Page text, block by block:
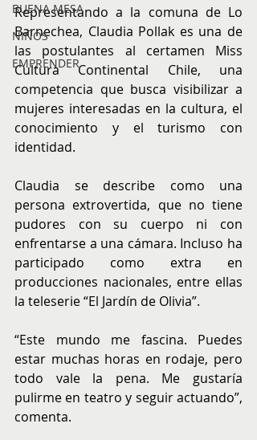
BUENA MESA
NIÑOS
EMPRENDER
Representando a la comuna de Lo
Barnechea, Claudia Pollak es una de
las postulantes al certamen Miss
Cultura Continental Chile, una
competencia que busca visibilizar a
mujeres interesadas en la cultura, el
conocimiento y el turismo con
identidad.
Claudia se describe como una
persona extrovertida, que no tiene
pudores con su cuerpo ni con
enfrentarse a una cámara. Incluso ha
participado como extra en
producciones nacionales, entre ellas
la teleserie “El Jardín de Olivia”.
“Este mundo me fascina. Puedes
estar muchas horas en rodaje, pero
todo vale la pena. Me gustaría
pulirme en teatro y seguir actuando”,
comenta.